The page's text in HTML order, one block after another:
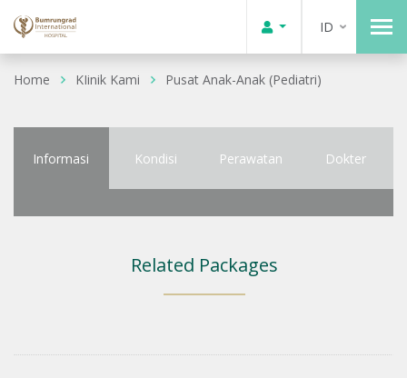
ID
Home KIinik Kami Pusat Anak-Anak (Pediatri)
Informasi Kondisi Perawatan Dokter
Related Packages